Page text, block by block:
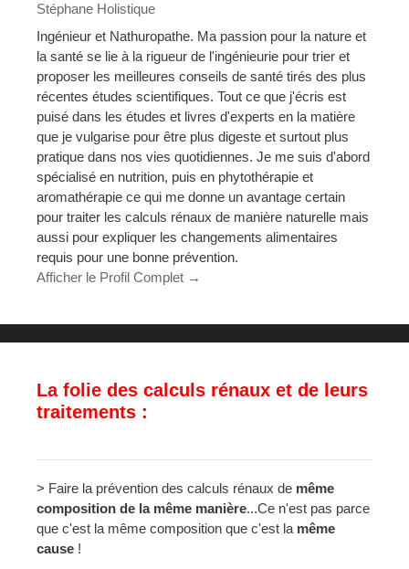
Stéphane Holistique
Ingénieur et Nathuropathe. Ma passion pour la nature et
la santé se lie à la rigueur de l'ingénieurie pour trier et
proposer les meilleures conseils de santé tirés des plus
récentes études scientifiques. Tout ce que j'écris est
puisé dans les études et livres d'experts en la matière
que je vulgarise pour être plus digeste et surtout plus
pratique dans nos vies quotidiennes. Je me suis d'abord
spécialisé en nutrition, puis en phytothérapie et
aromathérapie ce qui me donne un avantage certain
pour traiter les calculs rénaux de manière naturelle mais
aussi pour expliquer les changements alimentaires
requis pour une bonne prévention.
Afficher le Profil Complet →
La folie des calculs rénaux et de leurs
traitements :
> Faire la prévention des calculs rénaux de même
composition de la même manière...Ce n'est pas parce
que c'est la même composition que c'est la même
cause !